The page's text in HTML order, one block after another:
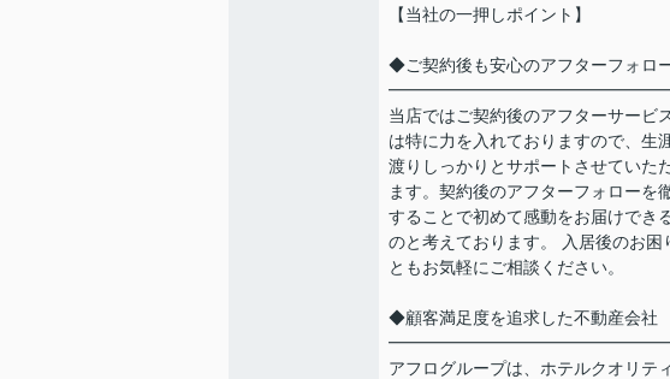
【当社の一押しポイント】
◆ご契約後も安心のアフターフォロ
当店ではご契約後のアフターサービ
は特に力を入れておりますので、生
渡りしっかりとサポートさせていた
ます。契約後のアフターフォローを
することで初めて感動をお届けでき
のと考えております。 入居後のお困
ともお気軽にご相談ください。
◆顧客満足度を追求した不動産会社
アフログループは、ホテルクオリテ